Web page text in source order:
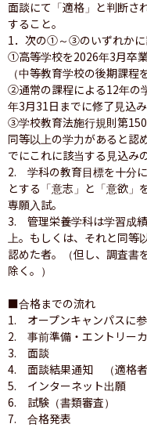
面談にて「適格」と判断さ
すること。
1．次の①～③のいずれかに
①高等学校を2026年3月卒
（中等教育学校の後期課程
②通常の課程による12年の
年3月31日までに修了見込み
③学校教育法施行規則第
同等以上の学力があると認
でにこれに該当する見込みの
2.　学科の教育目標を十分
とする「意志」と「意欲
専願入試。
3.　管理栄養学科は学習成
上。もしくは、それと同
認めた者。（但し、調査書
除く。）
■合格までの流れ
1.　オープンキャンパスに
2.　事前準備・エントリー
3.　面談
4.　面談結果通知　（適格
5.　インターネット出願
6.　試験（書類審査）
7.　合格発表